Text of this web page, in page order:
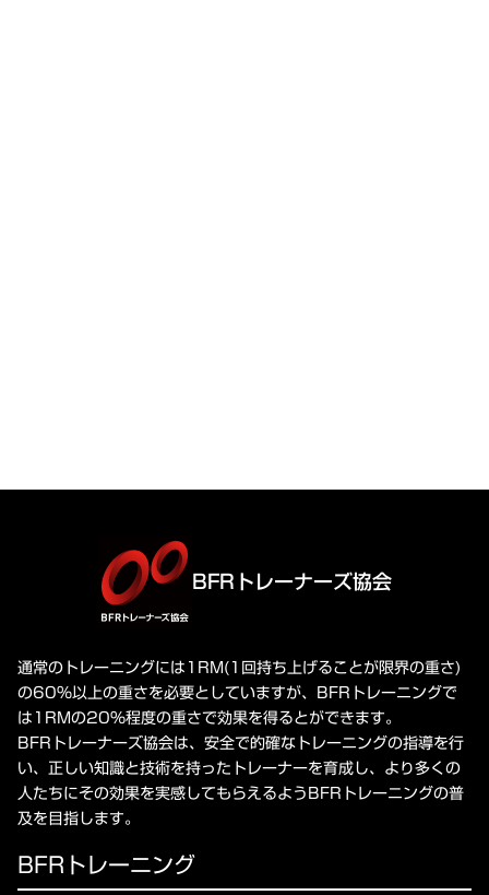
BFRトレーナーズ協会
通常のトレーニングには1RM(1回持ち上げることが限界の重さ)
の60%以上の重さを必要としていますが、BFRトレーニングで
は1RMの20%程度の重さで効果を得るとができます。
BFRトレーナーズ協会は、安全で的確なトレーニングの指導を行
い、正しい知識と技術を持ったトレーナーを育成し、より多くの
人たちにその効果を実感してもらえるようBFRトレーニングの普
及を目指します。
BFRトレーニング